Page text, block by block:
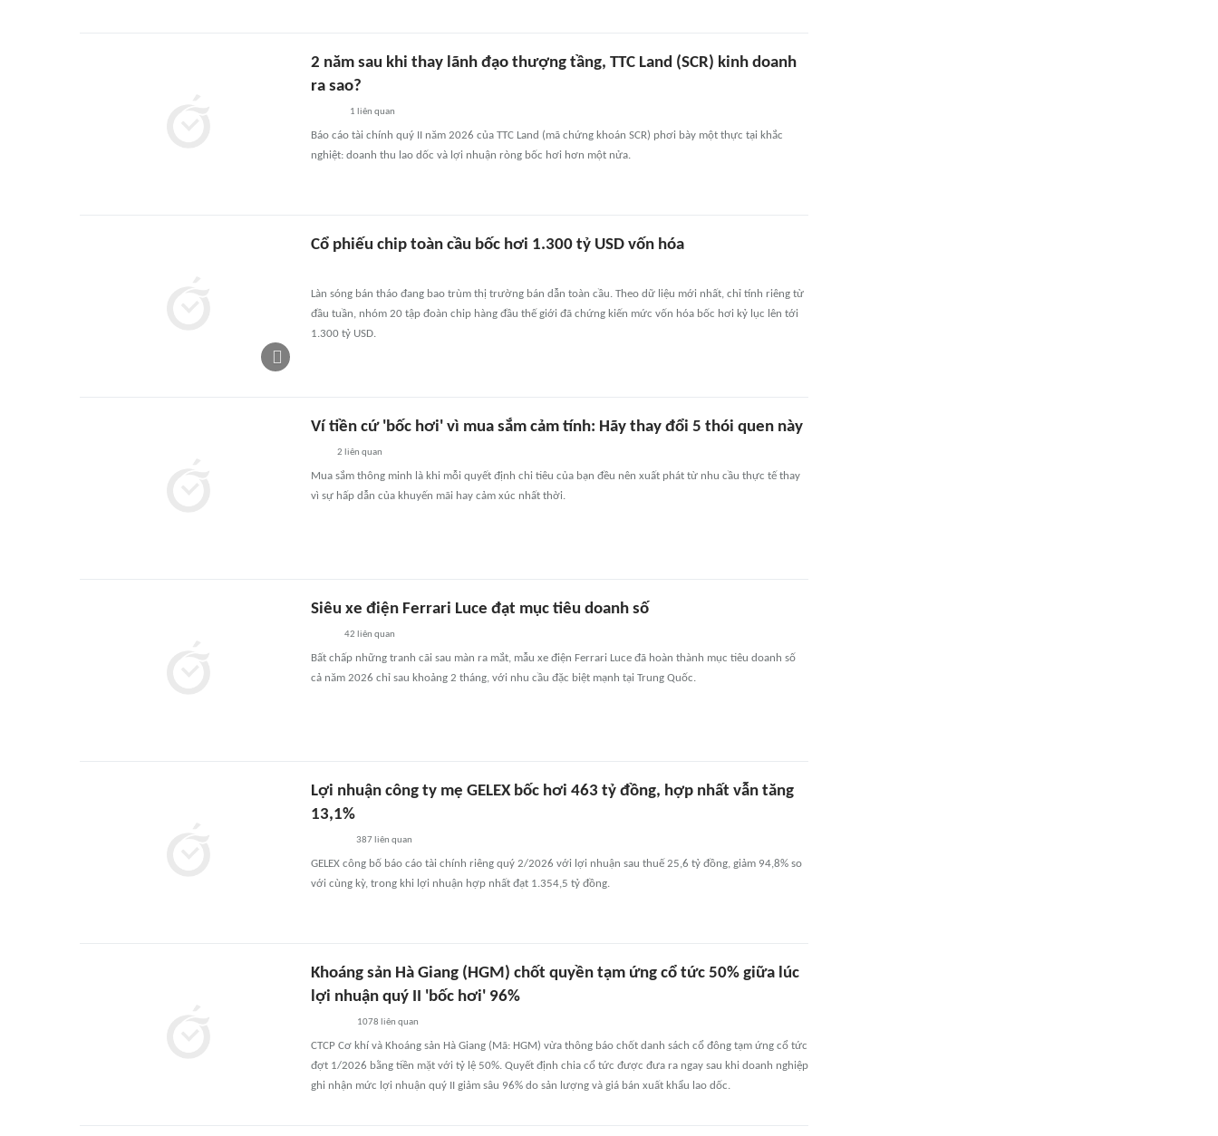
2 năm sau khi thay lãnh đạo thượng tầng, TTC Land (SCR) kinh doanh
ra sao?
1 liên quan
Báo cáo tài chính quý II năm 2026 của TTC Land (mã chứng khoán SCR) phơi bày một thực tại khắc
nghiệt: doanh thu lao dốc và lợi nhuận ròng bốc hơi hơn một nửa.
Cổ phiếu chip toàn cầu bốc hơi 1.300 tỷ USD vốn hóa
Làn sóng bán tháo đang bao trùm thị trường bán dẫn toàn cầu. Theo dữ liệu mới nhất, chỉ tính riêng từ
đầu tuần, nhóm 20 tập đoàn chip hàng đầu thế giới đã chứng kiến mức vốn hóa bốc hơi kỷ lục lên tới
1.300 tỷ USD.
Ví tiền cứ 'bốc hơi' vì mua sắm cảm tính: Hãy thay đổi 5 thói quen này
2 liên quan
Mua sắm thông minh là khi mỗi quyết định chi tiêu của bạn đều nên xuất phát từ nhu cầu thực tế thay
vì sự hấp dẫn của khuyến mãi hay cảm xúc nhất thời.
Siêu xe điện Ferrari Luce đạt mục tiêu doanh số
42 liên quan
Bất chấp những tranh cãi sau màn ra mắt, mẫu xe điện Ferrari Luce đã hoàn thành mục tiêu doanh số
cả năm 2026 chỉ sau khoảng 2 tháng, với nhu cầu đặc biệt mạnh tại Trung Quốc.
Lợi nhuận công ty mẹ GELEX bốc hơi 463 tỷ đồng, hợp nhất vẫn tăng
13,1%
387 liên quan
GELEX công bố báo cáo tài chính riêng quý 2/2026 với lợi nhuận sau thuế 25,6 tỷ đồng, giảm 94,8% so
với cùng kỳ, trong khi lợi nhuận hợp nhất đạt 1.354,5 tỷ đồng.
Khoáng sản Hà Giang (HGM) chốt quyền tạm ứng cổ tức 50% giữa lúc
lợi nhuận quý II 'bốc hơi' 96%
1078 liên quan
CTCP Cơ khí và Khoáng sản Hà Giang (Mã: HGM) vừa thông báo chốt danh sách cổ đông tạm ứng cổ tức
đợt 1/2026 bằng tiền mặt với tỷ lệ 50%. Quyết định chia cổ tức được đưa ra ngay sau khi doanh nghiệp
ghi nhận mức lợi nhuận quý II giảm sâu 96% do sản lượng và giá bán xuất khẩu lao dốc.